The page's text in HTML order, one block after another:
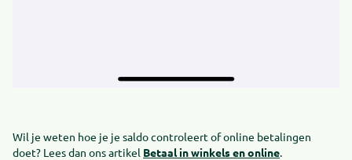
Wil je weten hoe je je saldo controleert of online betalingen
doet? Lees dan ons artikel Betaal in winkels en online.